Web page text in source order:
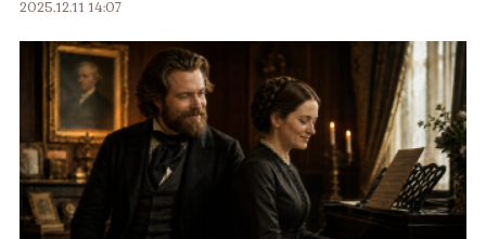
2025.12.11 14:07